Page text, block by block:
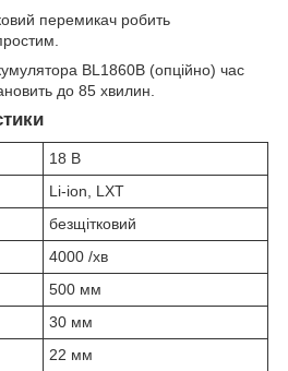
перемикач робить
BL1860B (опційно) час
до 85 хвилин.
18 В
Li-ion, LXT
безщітковий
4000 /хв
500 мм
30 мм
22 мм